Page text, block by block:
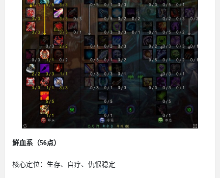
鲜血系（56点）
核心定位：生存、自疗、仇恨稳定